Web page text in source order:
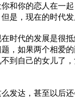
你的恋人在一起
是，现在的时代
代的发展是很抵
，如果两个相爱
到自己的女儿了
达，甚至以后还